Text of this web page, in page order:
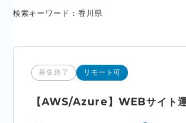
検索キーワード 香川県
募集終了 リモート可
【AWS/Azure】WEBサイト